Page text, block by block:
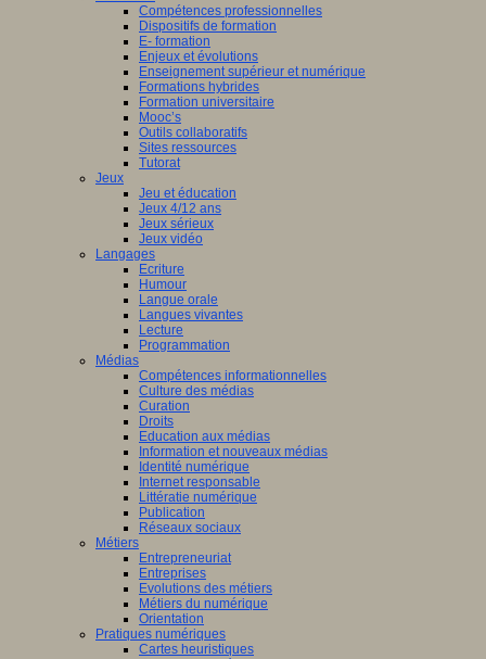
Compétences professionnelles
Dispositifs de formation
E- formation
Enjeux et évolutions
Enseignement supérieur et numérique
Formations hybrides
Formation universitaire
Mooc’s
Outils collaboratifs
Sites ressources
Tutorat
Jeux
Jeu et éducation
Jeux 4/12 ans
Jeux sérieux
Jeux vidéo
Langages
Ecriture
Humour
Langue orale
Langues vivantes
Lecture
Programmation
Médias
Compétences informationnelles
Culture des médias
Curation
Droits
Education aux médias
Information et nouveaux médias
Identité numérique
Internet responsable
Littératie numérique
Publication
Réseaux sociaux
Métiers
Entrepreneuriat
Entreprises
Evolutions des métiers
Métiers du numérique
Orientation
Pratiques numériques
Cartes heuristiques